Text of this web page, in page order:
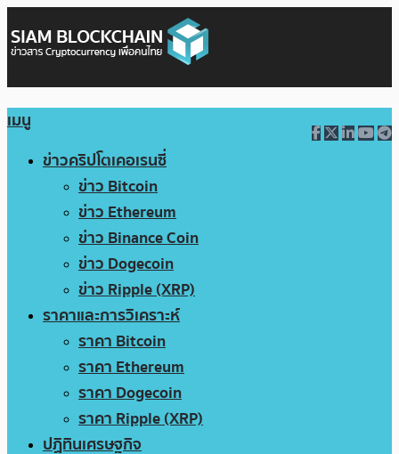
เมนู
ข่าวคริปโตเคอเรนซี่
ข่าว Bitcoin
ข่าว Ethereum
ข่าว Binance Coin
ข่าว Dogecoin
ข่าว Ripple (XRP)
ราคาและการวิเคราะห์
ราคา Bitcoin
ราคา Ethereum
ราคา Dogecoin
ราคา Ripple (XRP)
ปฏิทินเศรษฐกิจ